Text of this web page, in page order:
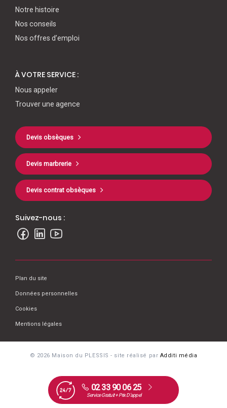
02 33 90 06 25
Service Gratuit + Prix D’appel
Notre histoire
Nos conseils
Nos offres d’emploi
À VOTRE SERVICE :
Nous appeler
Trouver une agence
Devis obsèques
Devis marbrerie
Devis contrat obsèques
Suivez-nous :
Plan du site
Données personnelles
Cookies
Mentions légales
© 2026 Maison du PLESSIS - site réalisé par Additi média